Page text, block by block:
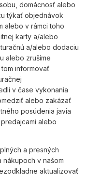
domácnosť alebo
týkať objednávok
alebo v rámci toho
karty a/alebo
a/alebo dodaciu
alebo zrušíme
informovať
v čase vykonania
alebo zakázať
posúdenia javia
alebo
a presných
v našom
aktualizovať